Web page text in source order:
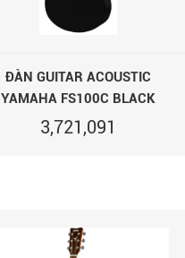
ĐÀN GUITAR ACOUSTIC
YAMAHA FS100C BLACK
3,721,091